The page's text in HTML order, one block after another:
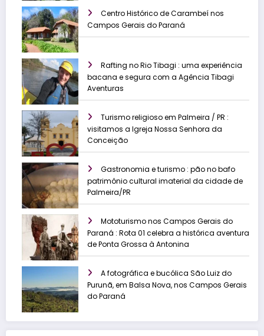
Centro Histórico de Carambeí nos
Campos Gerais do Paraná
Rafting no Rio Tibagi : uma experiência
bacana e segura com a Agência Tibagi
Aventuras
Turismo religioso em Palmeira / PR :
visitamos a Igreja Nossa Senhora da
Conceição
Gastronomia e turismo : pão no bafo
patrimônio cultural imaterial da cidade de
Palmeira/PR
Mototurismo nos Campos Gerais do
Paraná : Rota 01 celebra a histórica aventura
de Ponta Grossa à Antonina
A fotográfica e bucólica São Luiz do
Purunã, em Balsa Nova, nos Campos Gerais
do Paraná